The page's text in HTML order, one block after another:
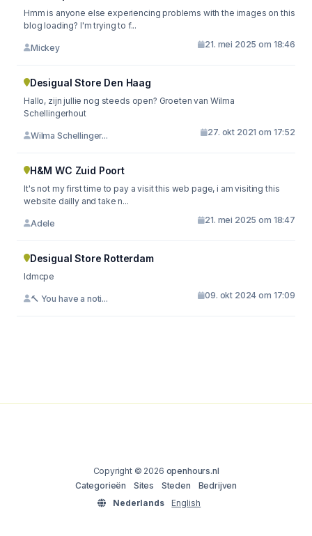
Hmm is anyone else experiencing problems with the images on this
blog loading? I'm trying to f...
Mickey 21. mei 2025 om 18:46
Desigual Store Den Haag
Hallo, zijn jullie nog steeds open? Groeten van Wilma
Schellingerhout
Wilma Schellinger... 27. okt 2021 om 17:52
H&M WC Zuid Poort
It's not my first time to pay a visit this web page, i am visiting this
website dailly and take n...
Adele 21. mei 2025 om 18:47
Desigual Store Rotterdam
ldmcpe
🔨 You have a noti... 09. okt 2024 om 17:09
Copyright © 2026 openhours.nl
Categorieën
Sites Steden
Bedrijven
Nederlands
English